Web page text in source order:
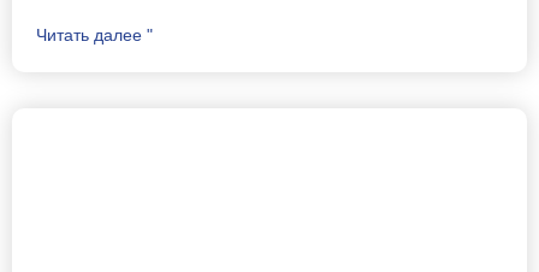
Читать далее "